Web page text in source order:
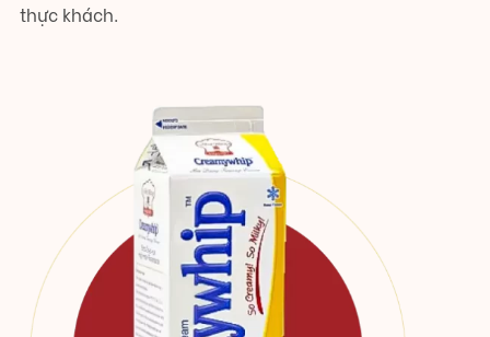
thực khách.